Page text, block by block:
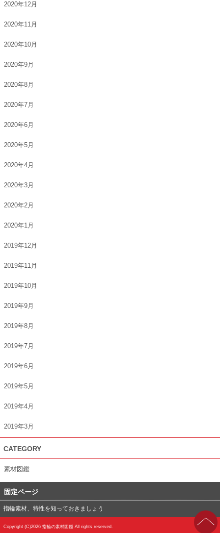
2020年12月
2020年11月
2020年10月
2020年9月
2020年8月
2020年7月
2020年6月
2020年5月
2020年4月
2020年3月
2020年2月
2020年1月
2019年12月
2019年11月
2019年10月
2019年9月
2019年8月
2019年7月
2019年6月
2019年5月
2019年4月
2019年3月
CATEGORY
素材図鑑
固定ページ
指輪素材、特性を知っておきましょう
Copyright (C)2026 指輪の素材図鑑 All rights reserved.